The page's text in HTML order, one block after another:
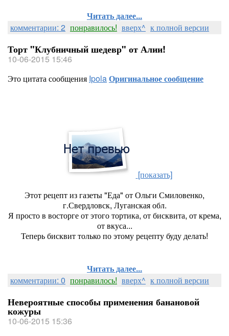
Читать далее...
комментарии: 2 понравилось! вверх^ к полной версии
Торт "Клубничный шедевр" от Алии!
10-06-2015 15:46
Это цитата сообщения IpolaОригинальное сообщение
[показать]
Этот рецепт из газеты "Еда" от Ольги Смиловенко,
г.Свердловск, Луганская обл.
Я просто в восторге от этого тортика, от бисквита, от крема,
от вкуса...
Теперь бисквит только по этому рецепту буду делать!
Читать далее...
комментарии: 0 понравилось! вверх^ к полной версии
Невероятные способы применения банановой
кожуры
10-06-2015 15:36